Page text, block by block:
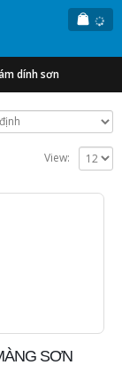
dính sơn
View:
SƠN